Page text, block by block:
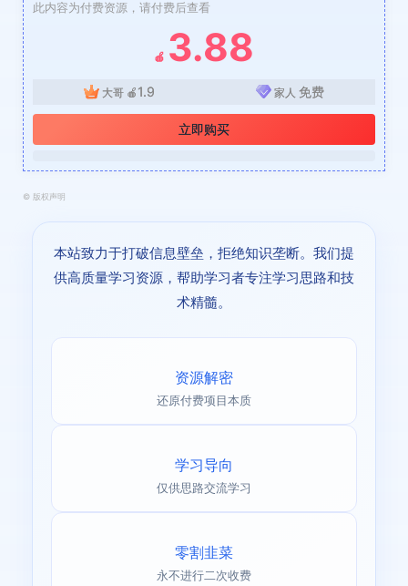
此内容为付费资源，请付费后查看
🍎 3.88
大哥 🍎 1.9 家人 免费
立即购买
© 版权声明
本站致力于打破信息壁垒，拒绝知识垄断。我们提
供高质量学习资源，帮助学习者专注学习思路和技
术精髓。
资源解密
还原付费项目本质
学习导向
仅供思路交流学习
零割韭菜
永不进行二次收费